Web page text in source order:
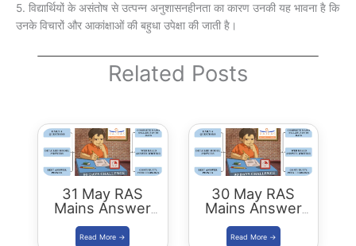
5. विद्यार्थियों के असंतोष से उत्पन्न अनुशासनहीनता का कारण उनकी यह भावना है कि
उनके विचारों और आकांक्षाओं की बहुधा उपेक्षा की जाती है।
Related Posts
31 May RAS
Mains Answer
Writing
30 May RAS
Mains Answer
Writing